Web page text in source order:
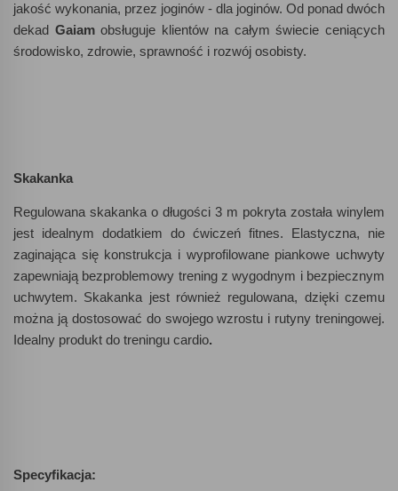
jakość wykonania, przez joginów - dla joginów. Od ponad dwóch
dekad Gaiamobsługuje klientów na całym świecie ceniących
środowisko, zdrowie, sprawność i rozwój osobisty.
Skakanka
Regulowana skakanka o długości 3 m pokryta została winylem
jest idealnym dodatkiem do ćwiczeń fitnes. Elastyczna, nie
zaginająca się konstrukcja i wyprofilowane piankowe uchwyty
zapewniają bezproblemowy trening z wygodnym i bezpiecznym
uchwytem. Skakanka jest również regulowana, dzięki czemu
można ją dostosować do swojego wzrostu i rutyny treningowej.
Idealny produkt do treningu cardio.
Specyfikacja: